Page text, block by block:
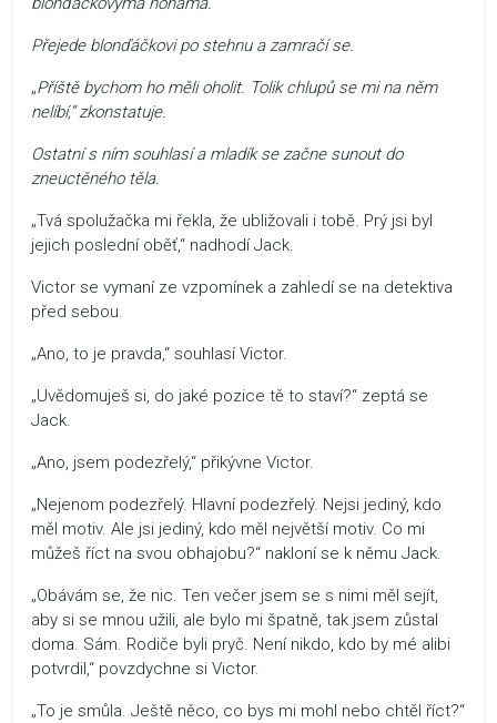
Přejede blonďáčkovi po stehnu a zamračí se.
„Příště bychom ho měli oholit. Tolik chlupů se mi na něm
nelíbí,“ zkonstatuje.
Ostatní s ním souhlasí a mladík se začne sunout do
zneuctěného těla.
„Tvá spolužačka mi řekla, že ubližovali i tobě. Prý jsi byl
jejich poslední oběť,“ nadhodí Jack.
Victor se vymaní ze vzpomínek a zahledí se na detektiva
před sebou.
„Ano, to je pravda,“ souhlasí Victor.
„Uvědomuješ si, do jaké pozice tě to staví?“ zeptá se
Jack.
„Ano, jsem podezřelý,“ přikývne Victor.
„Nejenom podezřelý. Hlavní podezřelý. Nejsi jediný, kdo
měl motiv. Ale jsi jediný, kdo měl největší motiv. Co mi
můžeš říct na svou obhajobu?“ nakloní se k němu Jack.
„Obávám se, že nic. Ten večer jsem se s nimi měl sejít,
aby si se mnou užili, ale bylo mi špatně, tak jsem zůstal
doma. Sám. Rodiče byli pryč. Není nikdo, kdo by mé alibi
potvrdil,“ povzdychne si Victor.
„To je smůla. Ještě něco, co bys mi mohl nebo chtěl říct?“